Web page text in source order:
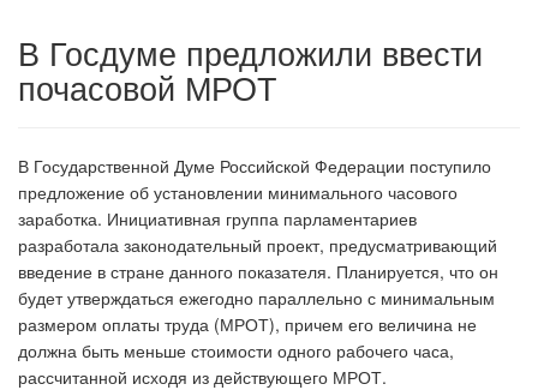
В Госдуме предложили ввести
почасовой МРОТ
В Государственной Думе Российской Федерации поступило
предложение об установлении минимального часового
заработка. Инициативная группа парламентариев
разработала законодательный проект, предусматривающий
введение в стране данного показателя. Планируется, что он
будет утверждаться ежегодно параллельно с минимальным
размером оплаты труда (МРОТ), причем его величина не
должна быть меньше стоимости одного рабочего часа,
рассчитанной исходя из действующего МРОТ.